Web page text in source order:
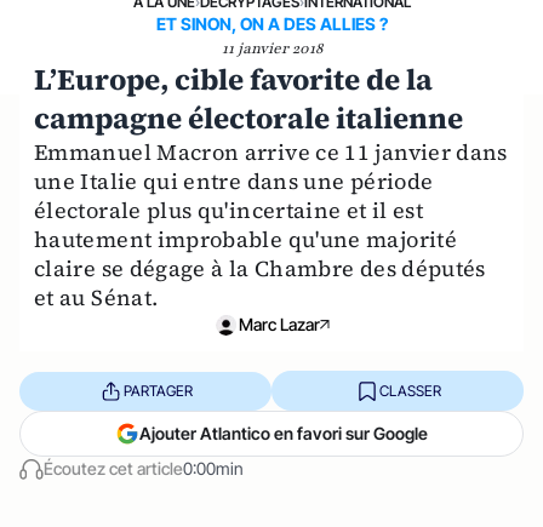
ET SINON, ON A DES ALLIES ?
11 janvier 2018
L’Europe, cible favorite de la
campagne électorale italienne
Emmanuel Macron arrive ce 11 janvier dans
une Italie qui entre dans une période
électorale plus qu'incertaine et il est
hautement improbable qu'une majorité
claire se dégage à la Chambre des députés
et au Sénat.
Marc Lazar
Écoutez cet article0:00min
PARTAGER CLASSER
Ajouter Atlantico en favori sur Google